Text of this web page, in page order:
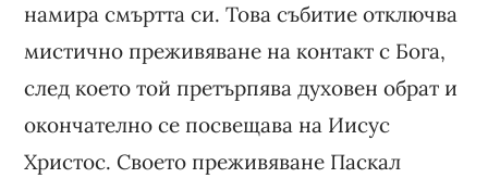
намира смъртта си. Това събитие отключва
мистично преживяване на контакт с Бога,
след което той претърпява духовен обрат и
окончателно се посвещава на Иисус
Христос. Своето преживяване Паскал